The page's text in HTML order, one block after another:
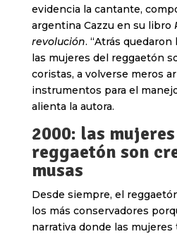
evidencia la cantante,
argentina Cazzu en su libro
revolución. “Atrás
las mujeres del reggaetón
coristas, a volverse meros
instrumentos para el
alienta la autora.
2000: las
reggaetón son
musas
Desde siempre, el
los más conservadores
narrativa donde las